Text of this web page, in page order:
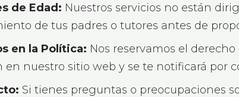
de Edad: Nuestros servicios no están
de tus padres o tutores antes de
en la Política: Nos reservamos el
en nuestro sitio web y se te notificará por
Si tienes preguntas o preocupaciones